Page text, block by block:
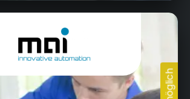
Heyho!
deine Ausbildung
zu finden?
Straße 74, 96317 Kronach -